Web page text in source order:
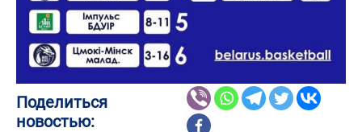
Поделиться
новостью: